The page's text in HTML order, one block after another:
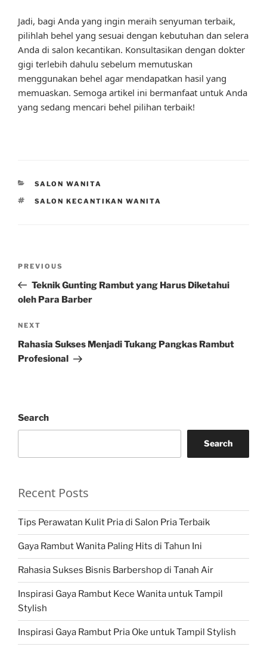
Jadi, bagi Anda yang ingin meraih senyuman terbaik,
pilihlah behel yang sesuai dengan kebutuhan dan selera
Anda di salon kecantikan. Konsultasikan dengan dokter
gigi terlebih dahulu sebelum memutuskan
menggunakan behel agar mendapatkan hasil yang
memuaskan. Semoga artikel ini bermanfaat untuk Anda
yang sedang mencari behel pilihan terbaik!
CATEGORIES
SALON WANITA
TAGS
SALON KECANTIKAN WANITA
Previous
Post
PREVIOUS
Teknik Gunting Rambut yang Harus Diketahui
oleh Para Barber
Next
Post
NEXT
Rahasia Sukses Menjadi Tukang Pangkas Rambut
Profesional
Search
Search
Recent Posts
Tips Perawatan Kulit Pria di Salon Pria Terbaik
Gaya Rambut Wanita Paling Hits di Tahun Ini
Rahasia Sukses Bisnis Barbershop di Tanah Air
Inspirasi Gaya Rambut Kece Wanita untuk Tampil
Stylish
Inspirasi Gaya Rambut Pria Oke untuk Tampil Stylish